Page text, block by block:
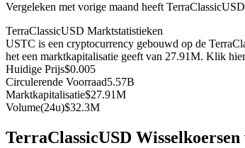
USDC-futures
Futures met USDC als onderpand
Vergeleken met vorige maand heeft
TerraClassicUSD Marktstatistieken
USTC is een cryptocurrency gebouwd op de
het een marktkapitalisatie geeft van 27.91M. Klik
Huidige Prijs$0.005
Circulerende Voorraad5.57B
Marktkapitalisatie$27.91M
Volume(24u)$32.3M
TerraClassicUSD